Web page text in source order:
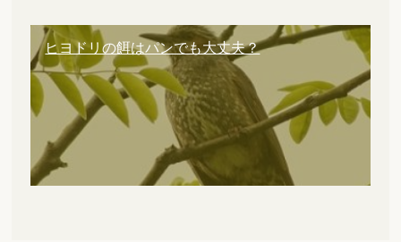
ヒヨドリの餌はパンでも大丈夫？